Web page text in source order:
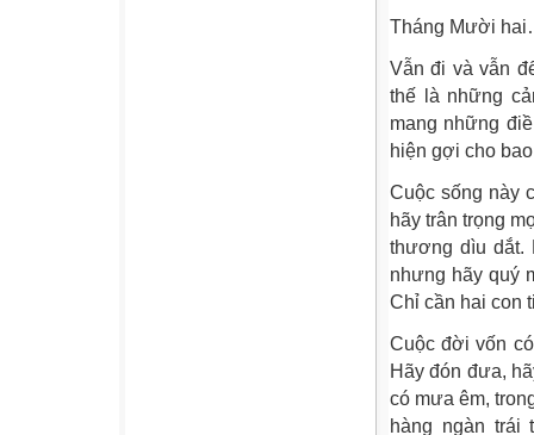
Tháng Mười
Vẫn đi và vẫn
thế là những
mang những
hiện gợi cho
Cuộc sống này
hãy trân trọng
thương dìu dắt.
nhưng hãy quý
Chỉ cần hai con
Cuộc đời vốn
Hãy đón đưa,
có mưa êm,
hàng ngàn trái